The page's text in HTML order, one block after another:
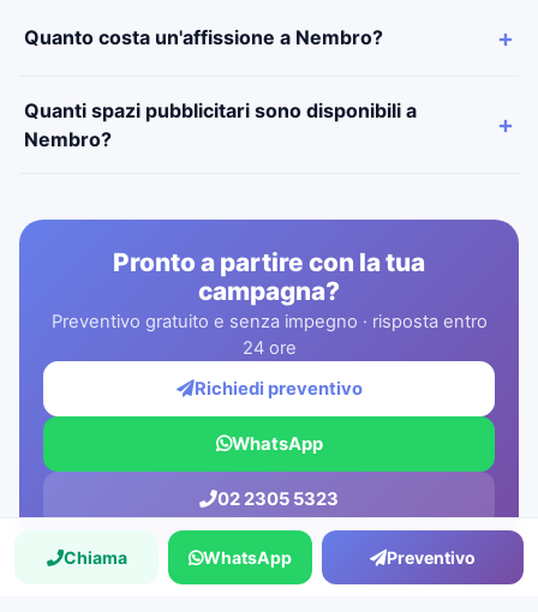
Quanto costa un'affissione a Nembro?
Quanti spazi pubblicitari sono disponibili a
Nembro?
Pronto a partire con la tua
campagna?
Preventivo gratuito e senza impegno · risposta entro
24 ore
Richiedi preventivo
WhatsApp
02 2305 5323
Chiama WhatsApp Preventivo